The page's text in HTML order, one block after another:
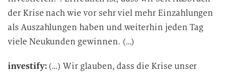
der Krise nach wie vor sehr viel mehr Einzahlungen
als Auszahlungen haben und weiterhin jeden Tag
viele Neukunden gewinnen. (…)
investify: (…) Wir glauben, dass die Krise unser